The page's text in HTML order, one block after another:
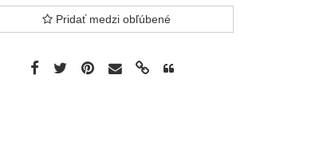
Pridať medzi obľúbené